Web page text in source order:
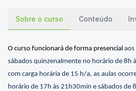
Sobre o curso Conteúdo
O curso funcionará de forma presencial aos
sábados quinzenalmente no horário de 8h
com carga horária de 15 h/a, as aulas
horário de 17h às 21h30min e sábados de